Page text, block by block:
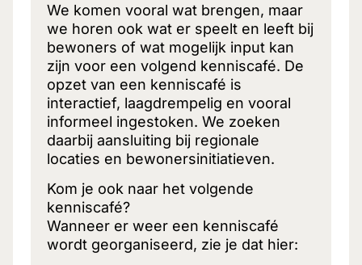
We komen vooral wat brengen, maar
we horen ook wat er speelt en leeft bij
bewoners of wat mogelijk input kan
zijn voor een volgend kenniscafé. De
opzet van een kenniscafé is
interactief, laagdrempelig en vooral
informeel ingestoken. We zoeken
daarbij aansluiting bij regionale
locaties en bewonersinitiatieven.
Kom je ook naar het volgende
kenniscafé?
Wanneer er weer een kenniscafé
wordt georganiseerd, zie je dat hier: